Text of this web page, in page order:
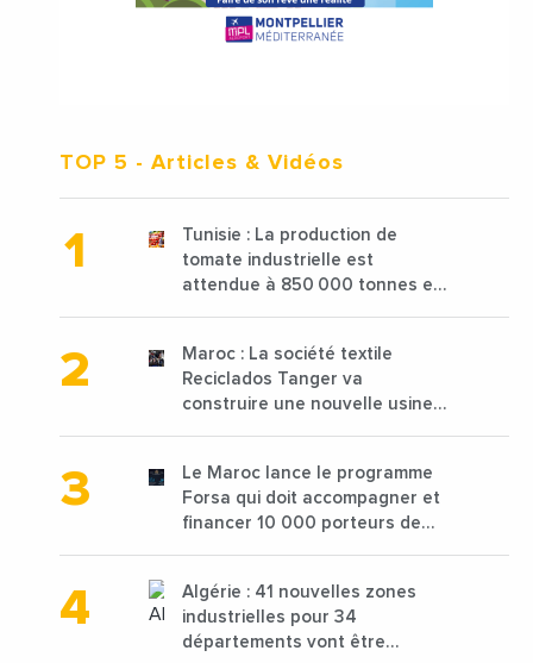
TOP 5 - Articles & Vidéos
Tunisie : La production de
tomate industrielle est
attendue à 850 000 tonnes en
Maroc : La société textile
Reciclados Tanger va
construire une nouvelle usine
Le Maroc lance le programme
Forsa qui doit accompagner et
financer 10 000 porteurs de
Algérie : 41 nouvelles zones
industrielles pour 34
départements vont être